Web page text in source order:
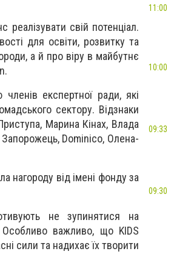
свій потенціал.
для освіти, розвитку та
а й про віру в майбутнє
експертної ради, які
сектору. Відзнаки
Марина Кінах, Влада
Запорожець, Dominico, Олена-
нагороду від імені фонду за
не зупинятися на
Особливо важливо, що KIDS
сили та надихає їх творити
11:00
10:00
09:33
09:30